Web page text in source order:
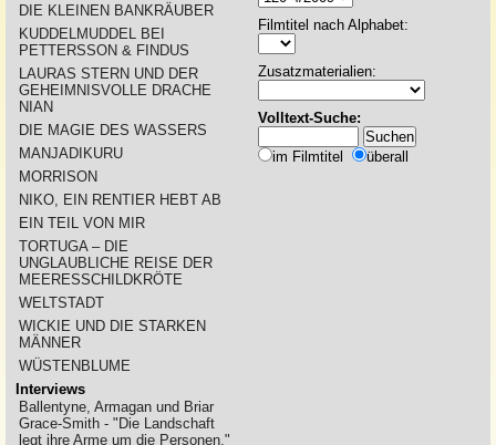
DIE KLEINEN BANKRÄUBER
KUDDELMUDDEL BEI
PETTERSSON & FINDUS
LAURAS STERN UND DER
GEHEIMNISVOLLE DRACHE
NIAN
DIE MAGIE DES WASSERS
MANJADIKURU
MORRISON
NIKO, EIN RENTIER HEBT AB
EIN TEIL VON MIR
TORTUGA – DIE
UNGLAUBLICHE REISE DER
MEERESSCHILDKRÖTE
WELTSTADT
WICKIE UND DIE STARKEN
MÄNNER
WÜSTENBLUME
Interviews
Ballentyne, Armagan und Briar
Grace-Smith - "Die Landschaft
legt ihre Arme um die Personen."
Filmtitel nach Alphabet:
Zusatzmaterialien:
Volltext-Suche:
im Filmtitel überall